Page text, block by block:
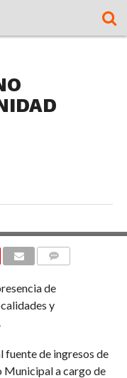
de
y
de ingresos de
Municipal a cargo de